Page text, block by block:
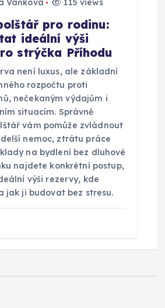
Vaňková 115 views
pro rodinu:
ideální výši
strýčka Příhodu
není luxus, ale základní
rozpočtu proti
nečekaným výdajům i
situacím. Správně
vám pomůže zvládnout
nemoc, ztrátu práce
na bydlení bez dluhové
najdete konkrétní postup,
výši rezervy, kde
jak ji budovat bez stresu.